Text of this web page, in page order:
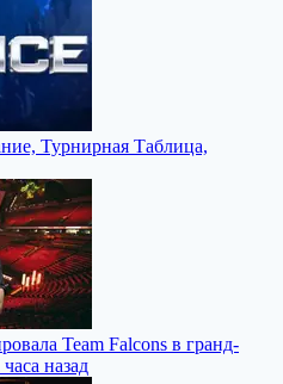
Турнирная Таблица,
Team Falcons в гранд-
часа назад